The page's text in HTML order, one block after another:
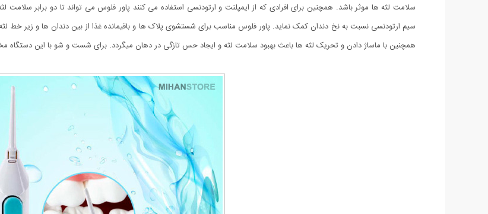
سیم ارتودنسی نسبت به نخ دندان کمک نماید. پاور فلوس مناسب برای شستشوی پلاک ها و باقیمانده غذا از بین دندان ها و زیر خط
همچنین با ماساژ دادن و تحریک لثه ها باعث بهبود سلامت لثه و ایجاد حس تازگی در دهان میگردد. برای شست و شو با این دستگاه